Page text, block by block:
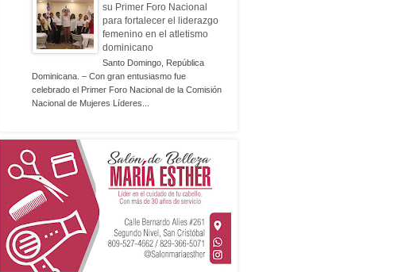
su Primer Foro Nacional
para fortalecer el liderazgo
femenino en el atletismo
dominicano
Santo Domingo, República
Dominicana. – Con gran entusiasmo fue
celebrado el Primer Foro Nacional de la Comisión
Nacional de Mujeres Líderes...